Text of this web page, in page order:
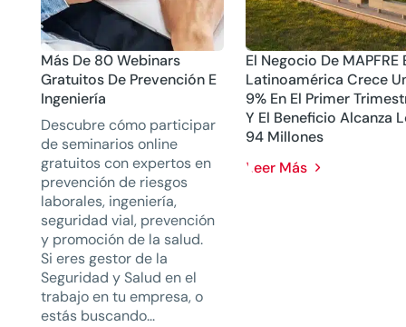
Más De 80 Webinars
Gratuitos De Prevención E
Ingeniería
Descubre cómo participar
de seminarios online
gratuitos con expertos en
prevención de riesgos
laborales, ingeniería,
seguridad vial, prevención
y promoción de la salud.
Si eres gestor de la
Seguridad y Salud en el
trabajo en tu empresa, o
estás buscando...
El Negocio De MAPFRE
Latinoamérica Crece
9% En El Primer
Y El Beneficio Alcanza
94 Millones
Leer Más